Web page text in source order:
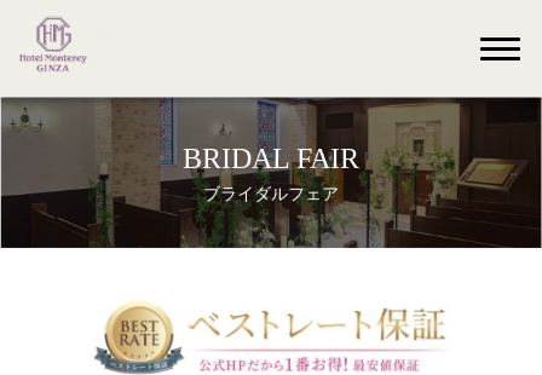
BRIDAL FAIR
ブライダルフェア